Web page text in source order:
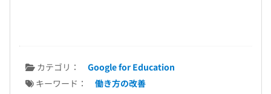
カテゴリ：
Google for Education
キーワード：
働き方の改善